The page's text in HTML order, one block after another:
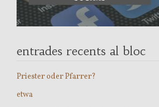
entrades recents al bloc
Priester oder Pfarrer?
etwa